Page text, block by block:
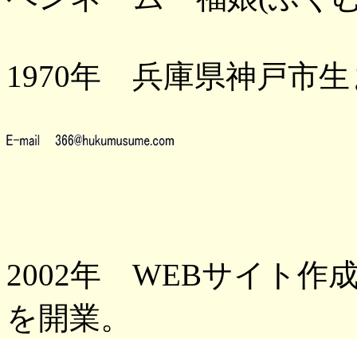
1970年 兵庫県神戸市
2002年 WEBサイト作
を開業。